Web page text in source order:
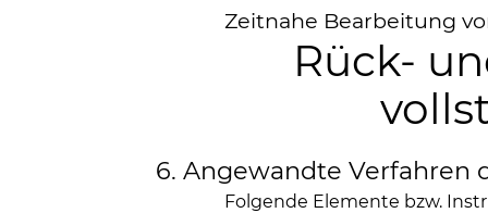
Zeitnahe Bearbeitung
Rück-
6. Angewandte Verfahren
Folgende Elemente bzw.